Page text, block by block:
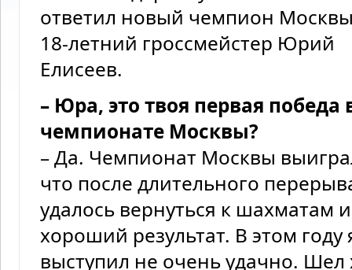
ответил новый чемпион
18-летний гроссмейстер Юрий
Елисеев.
– Юра, это твоя первая победа
чемпионате Москвы?
– Да. Чемпионат Москвы
что после длительного
удалось вернуться к шахматам
хороший результат. В этом
выступил не очень удачно.